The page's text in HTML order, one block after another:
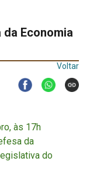
Economia
Voltar
às 17h
da
do